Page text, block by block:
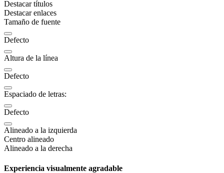
Destacar títulos
Destacar enlaces
Tamaño de fuente
Defecto
Altura de la línea
Defecto
Espaciado de letras:
Defecto
Alineado a la izquierda
Centro alineado
Alineado a la derecha
Experiencia visualmente agradable